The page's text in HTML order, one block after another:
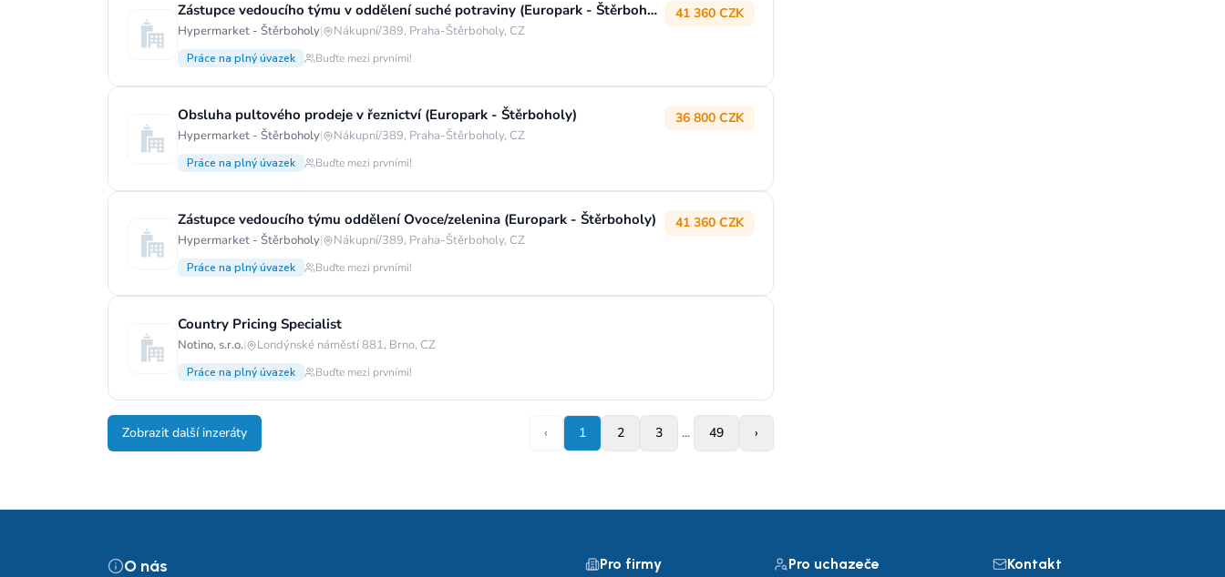
Zástupce vedoucího týmu v oddělení suché potraviny (Europark - Štěrboholy)
Hypermarket - Štěrboholy| Nákupní/389, Praha-Štěrboholy, CZ
41 360 CZK
Práce na plný úvazek Buďte mezi prvními!
Obsluha pultového prodeje v řeznictví (Europark - Štěrboholy)
Hypermarket - Štěrboholy| Nákupní/389, Praha-Štěrboholy, CZ
36 800 CZK
Práce na plný úvazek Buďte mezi prvními!
Zástupce vedoucího týmu oddělení Ovoce/zelenina (Europark - Štěrboholy)
Hypermarket - Štěrboholy| Nákupní/389, Praha-Štěrboholy, CZ
41 360 CZK
Práce na plný úvazek Buďte mezi prvními!
Country Pricing Specialist
Notino, s.r.o.| Londýnské náměstí 881, Brno, CZ
Práce na plný úvazek Buďte mezi prvními!
Zobrazit další inzeráty ‹ 1 2 3 ... 49 ›
O nás Pro firmy Pro uchazeče Kontakt